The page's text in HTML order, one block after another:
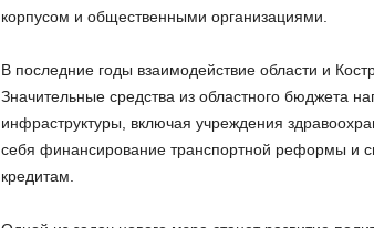
корпусом и общественными организациями.
В последние годы взаимодействие области и
Значительные средства из областного бюджета
инфраструктуры, включая учреждения
себя финансирование транспортной реформы и
кредитам.